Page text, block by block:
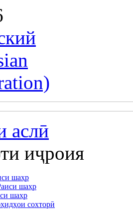
аслӣ
иҷроия
шаҳр
шаҳр
шаҳр
сохторӣ